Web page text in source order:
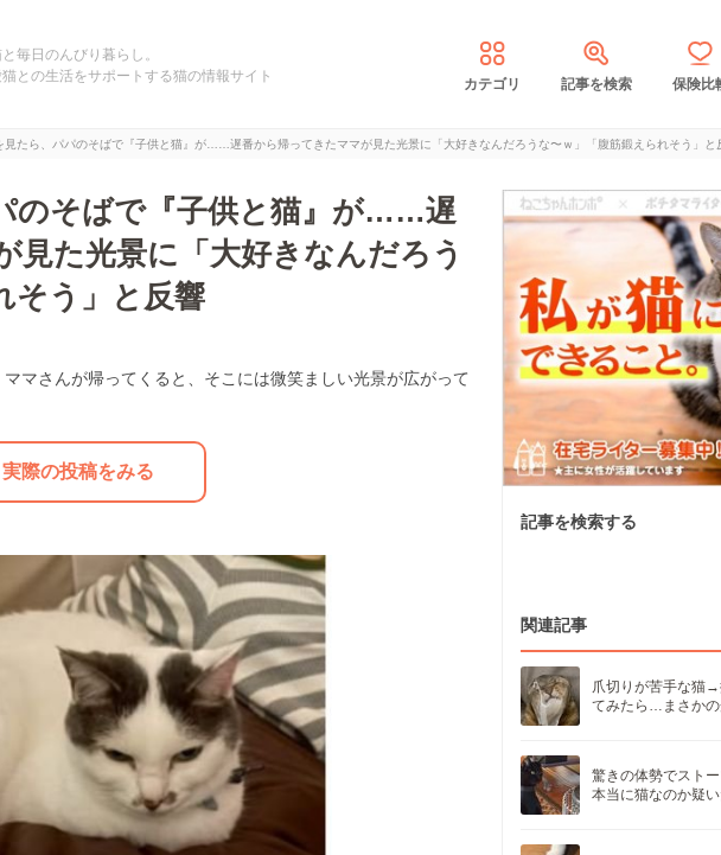
毎日のんびり暮らし。
との生活をサポートする猫の情報サイト
カテゴリ 記事を検索 保険比
見たら、パパのそばで『子供と猫』が……遅番から帰ってきたママが見た光景に「大好きなんだろうな〜ｗ」「腹筋鍛えられそう」と
のそばで『子供と猫』が……遅
見た光景に「大好きなんだろう
そう」と反響
マさんが帰ってくると、そこには微笑ましい光景が広がって
実際の投稿をみる
記事を検索する
関連記事
爪切りが苦手な猫
てみたら…まさか
驚きの体勢でスト
本当に猫なのか疑